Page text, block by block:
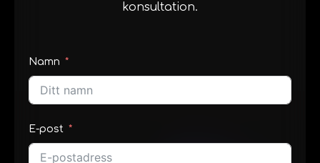
konsultation.
Namn
E-post